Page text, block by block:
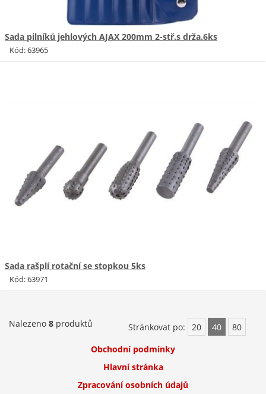
Sada pilníků jehlových AJAX 200mm 2-stř.s drža.6ks
Kód: 63965
Sada rašplí rotační se stopkou 5ks
Kód: 63971
Nalezeno 8 produktů Stránkovat po: 20 40
80
Obchodní podmínky
Hlavní stránka
Zpracování osobních údajů